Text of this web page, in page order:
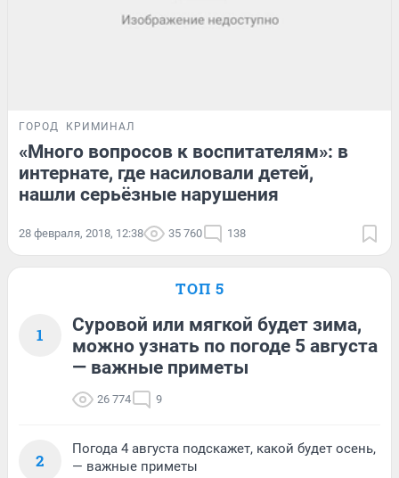
ГОРОД КРИМИНАЛ
«Много вопросов к воспитателям»: в
интернате, где насиловали детей,
нашли серьёзные нарушения
28 февраля, 2018, 12:38 35 760 138
ТОП 5
1
Суровой или мягкой будет зима,
можно узнать по погоде 5 августа
— важные приметы
26 774 9
2
Погода 4 августа подскажет, какой будет осень,
— важные приметы